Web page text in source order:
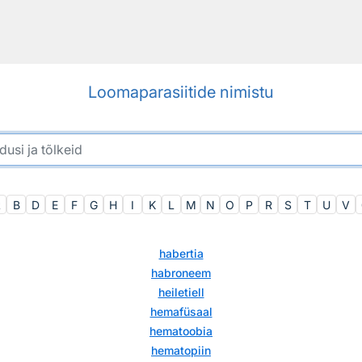
Loomaparasiitide nimistu
B D E F G H I K L M N O P R S T U V
habertia
habroneem
heiletiell
hemafüsaal
hematoobia
hematopiin